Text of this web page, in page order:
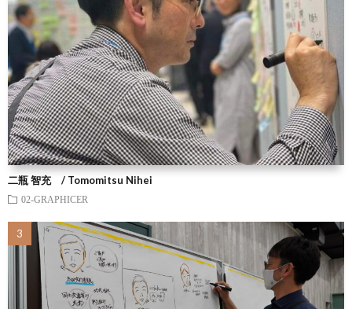
二瓶 智充 / Tomomitsu Nihei
02-GRAPHICER